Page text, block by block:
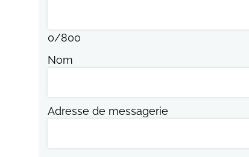
0/800
Nom
Adresse de messagerie